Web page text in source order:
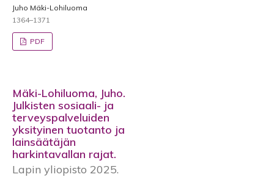
Juho Mäki-Lohiluoma
1364–1371
PDF
Mäki-Lohiluoma, Juho.
Julkisten sosiaali- ja
terveyspalveluiden
yksityinen tuotanto ja
lainsäätäjän
harkintavallan rajat.
Lapin yliopisto 2025.